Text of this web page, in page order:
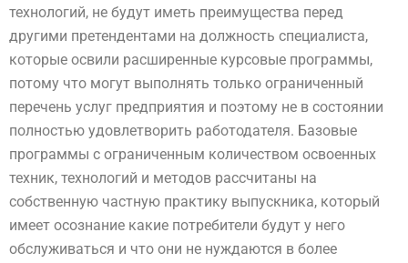
технологий, не будут иметь преимущества перед
другими претендентами на должность специалиста,
которые освили расширенные курсовые программы,
потому что могут выполнять только ограниченный
перечень услуг предприятия и поэтому не в состоянии
полностью удовлетворить работодателя. Базовые
программы с ограниченным количеством освоенных
техник, технологий и методов рассчитаны на
собственную частную практику выпускника, который
имеет осознание какие потребители будут у него
обслуживаться и что они не нуждаются в более